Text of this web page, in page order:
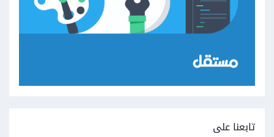
تابعنا على